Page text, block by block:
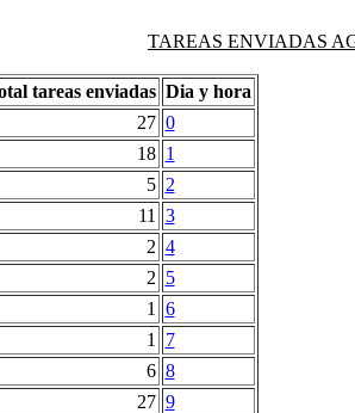
TAREAS ENVIADAS
tareas enviadas Dia y hora
27 0
18 1
5 2
11
3
2 4
2 5
1
6
1
7
6 8
27 9